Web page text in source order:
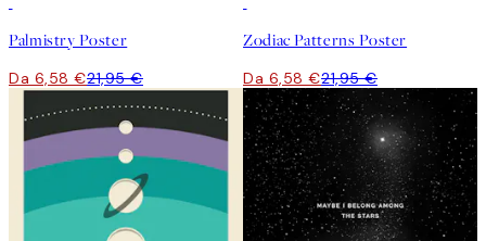
Palmistry Poster
Da 6,58 €21,95 €
Zodiac Patterns Poster
Da 6,58 €21,95 €